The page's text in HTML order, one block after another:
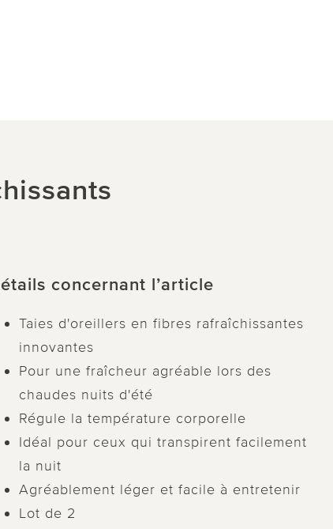
concernant l’article
Taies d'oreillers en fibres rafraîchissantes
innovantes
Pour une fraîcheur agréable lors des
chaudes nuits d'été
Régule la température corporelle
Idéal pour ceux qui transpirent facilement
la nuit
Agréablement léger et facile à entretenir
Lot de 2